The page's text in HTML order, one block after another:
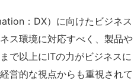
：DX）に向けたビジネス
ス環境に対応すべく、製品や
で以上にITの力がビジネスに
営的な視点からも重視されて